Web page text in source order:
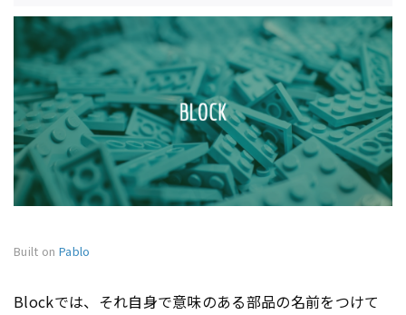
Built on Pablo
Blockでは、それ自身で意味のある部品の名前をつけて